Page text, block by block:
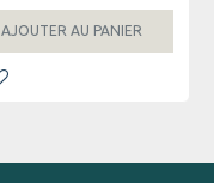
AJOUTER AU PANIER